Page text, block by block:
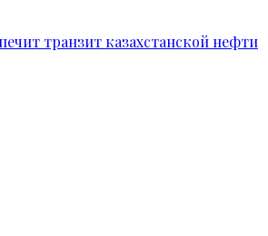
транзит казахстанской нефти